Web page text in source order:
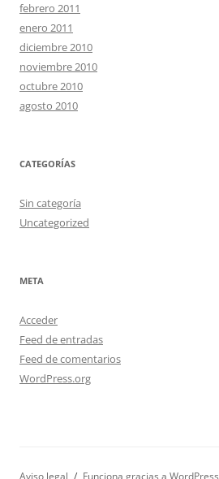
febrero 2011
enero 2011
diciembre 2010
noviembre 2010
octubre 2010
agosto 2010
CATEGORÍAS
Sin categoría
Uncategorized
META
Acceder
Feed de entradas
Feed de comentarios
WordPress.org
Aviso legal Funciona gracias a WordPress